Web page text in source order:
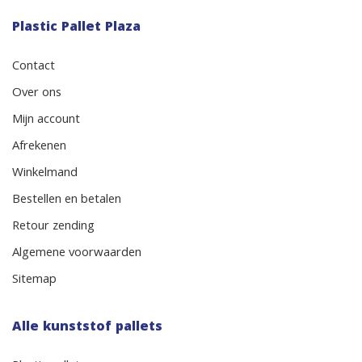
Plastic Pallet Plaza
Contact
Over ons
Mijn account
Afrekenen
Winkelmand
Bestellen en betalen
Retour zending
Algemene voorwaarden
Sitemap
Alle kunststof pallets